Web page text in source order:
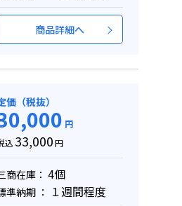
商品詳細へ
価（税抜）
円
込 33,000円
商在庫： 4個
準納期 ： １週間程度